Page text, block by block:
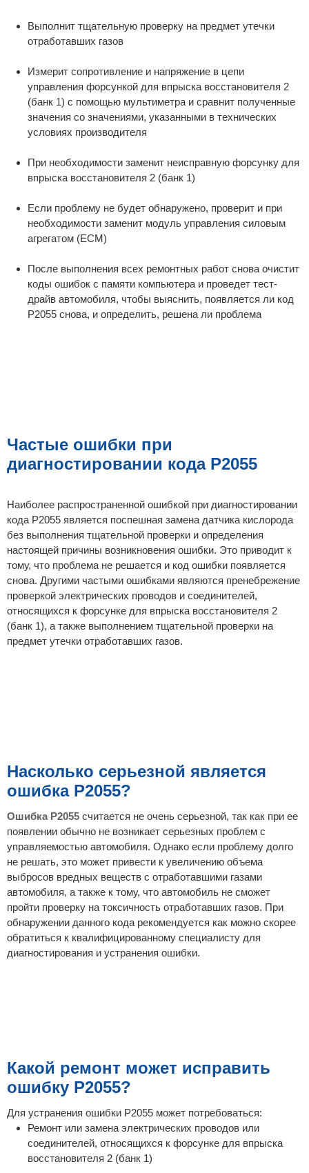
Выполнит тщательную проверку на предмет утечки
отработавших газов
Измерит сопротивление и напряжение в цепи
управления форсункой для впрыска восстановителя 2
(банк 1) с помощью мультиметра и сравнит полученные
значения со значениями, указанными в технических
условиях производителя
При необходимости заменит неисправную форсунку для
впрыска восстановителя 2 (банк 1)
Если проблему не будет обнаружено, проверит и при
необходимости заменит модуль управления силовым
агрегатом (ECM)
После выполнения всех ремонтных работ снова очистит
коды ошибок с памяти компьютера и проведет тест-
драйв автомобиля, чтобы выяснить, появляется ли код
P2055 снова, и определить, решена ли проблема
Частые ошибки при
диагностировании кода P2055
Наиболее распространенной ошибкой при диагностировании
кода P2055 является поспешная замена датчика кислорода
без выполнения тщательной проверки и определения
настоящей причины возникновения ошибки. Это приводит к
тому, что проблема не решается и код ошибки появляется
снова. Другими частыми ошибками являются пренебрежение
проверкой электрических проводов и соединителей,
относящихся к форсунке для впрыска восстановителя 2
(банк 1), а также выполнением тщательной проверки на
предмет утечки отработавших газов.
Насколько серьезной является
ошибка P2055?
Ошибка P2055 считается не очень серьезной, так как при ее
появлении обычно не возникает серьезных проблем с
управляемостью автомобиля. Однако если проблему долго
не решать, это может привести к увеличению объема
выбросов вредных веществ с отработавшими газами
автомобиля, а также к тому, что автомобиль не сможет
пройти проверку на токсичность отработавших газов. При
обнаружении данного кода рекомендуется как можно скорее
обратиться к квалифицированному специалисту для
диагностирования и устранения ошибки.
Какой ремонт может исправить
ошибку P2055?
Для устранения ошибки P2055 может потребоваться:
Ремонт или замена электрических проводов или
соединителей, относящихся к форсунке для впрыска
восстановителя 2 (банк 1)